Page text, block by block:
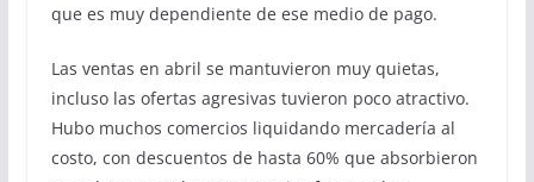
que es muy dependiente de ese medio de pago.
Las ventas en abril se mantuvieron muy quietas,
incluso las ofertas agresivas tuvieron poco atractivo.
Hubo muchos comercios liquidando mercadería al
costo, con descuentos de hasta 60% que absorbieron